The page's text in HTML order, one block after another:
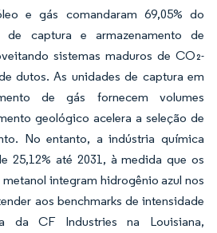
e gás comandaram 69,05% do
captura e armazenamento de
sistemas maduros de CO₂-
dutos. As unidades de captura em
de gás fornecem volumes
geológico acelera a seleção de
No entanto, a indústria química
25,12% até 2031, à medida que os
integram hidrogênio azul nos
aos benchmarks de intensidade
da CF Industries na Louisiana,